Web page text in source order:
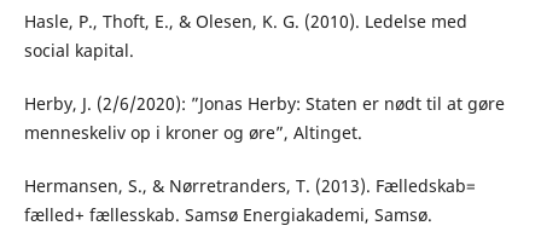
Hasle, P., Thoft, E., & Olesen, K. G. (2010). Ledelse med
social kapital.
Herby, J. (2/6/2020): ”Jonas Herby: Staten er nødt til at gøre
menneskeliv op i kroner og øre”, Altinget.
Hermansen, S., & Nørretranders, T. (2013). Fælledskab=
fælled+ fællesskab. Samsø Energiakademi, Samsø.